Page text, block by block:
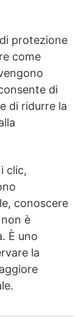
protezione
come
di
di ridurre la
clic,
conoscere
è
È uno
la